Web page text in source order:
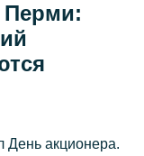
Перми:
День акционера.